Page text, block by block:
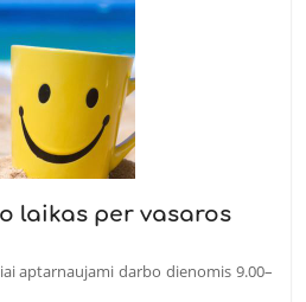
laikas per vasaros
aptarnaujami darbo dienomis 9.00–